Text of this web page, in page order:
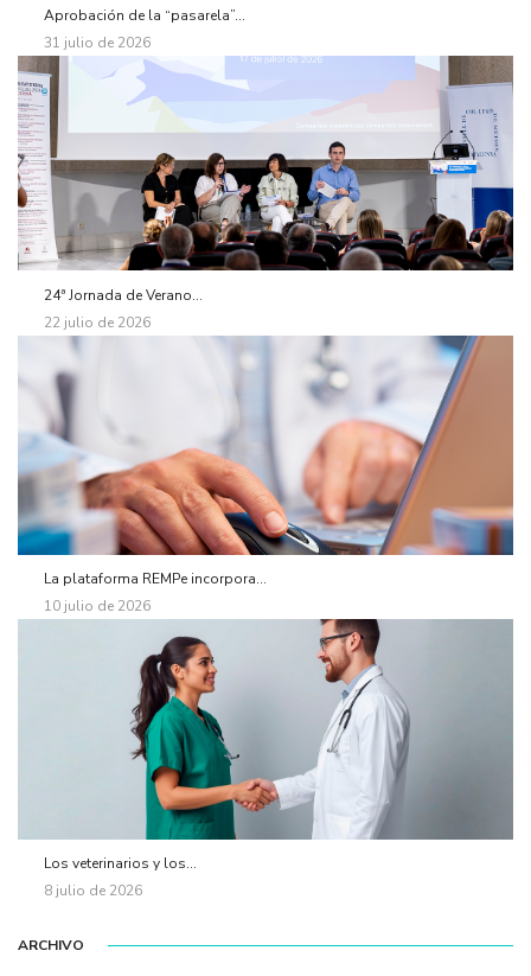
Aprobación de la “pasarela”...
31 julio de 2026
24ª Jornada de Verano...
22 julio de 2026
La plataforma REMPe incorpora...
10 julio de 2026
Los veterinarios y los...
8 julio de 2026
ARCHIVO